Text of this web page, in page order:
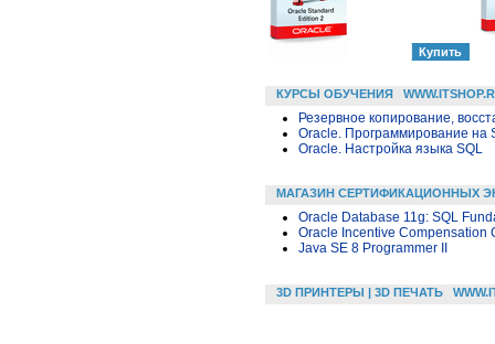
КУРСЫ ОБУЧЕНИЯ
Резервное копирование,
Oracle. Программирование на
Oracle. Настройка языка SQL
МАГАЗИН СЕРТИФИКАЦИОННЫХ
Oracle Database 11g: SQL
Oracle Incentive Compensation
Java SE 8 Programmer II
3D ПРИНТЕРЫ | 3D ПЕЧАТЬ